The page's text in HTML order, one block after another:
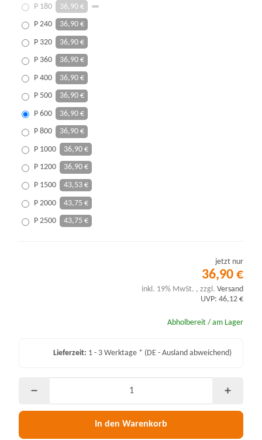
P 180 36,90 €
P 240 36,90 €
P 320 36,90 €
P 360 36,90 €
P 400 36,90 €
P 500 36,90 €
P 600 36,90 €
P 800 36,90 €
P 1000 36,90 €
P 1200 36,90 €
P 1500 43,53 €
P 2000 43,75 €
P 2500 43,75 €
jetzt nur
36,90 €
inkl. 19% MwSt. , zzgl. Versand
UVP: 46,12 €
Abholbereit / am Lager
Lieferzeit: 1 - 3 Werktage * (DE - Ausland abweichend)
In den Warenkorb